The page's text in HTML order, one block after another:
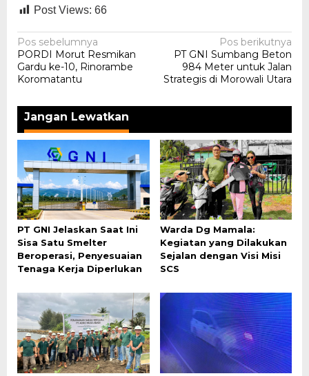
Post Views: 66
Navigasi
pos
Pos sebelumnya
PORDI Morut Resmikan
Gardu ke-10, Rinorambe
Koromatantu
Pos berikutnya
PT GNI Sumbang Beton
984 Meter untuk Jalan
Strategis di Morowali Utara
Jangan Lewatkan
PT GNI Jelaskan Saat Ini
Sisa Satu Smelter
Beroperasi, Penyesuaian
Tenaga Kerja Diperlukan
Warda Dg Mamala:
Kegiatan yang Dilakukan
Sejalan dengan Visi Misi
SCS